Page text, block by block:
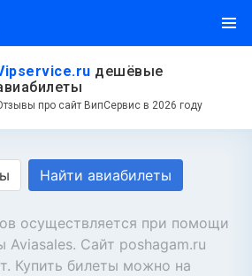
дешёвые
про сайт ВипСервис в 2026 году
Найти авиабилеты
осуществляется при помощи
Сайт poshagam.ru
Купить билеты можно на